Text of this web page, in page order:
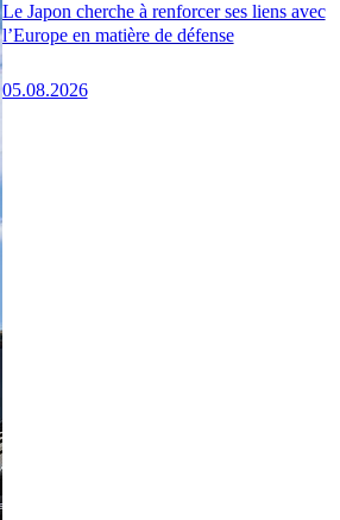
Le Japon cherche à renforcer ses liens avec
l’Europe en matière de défense
05.08.2026